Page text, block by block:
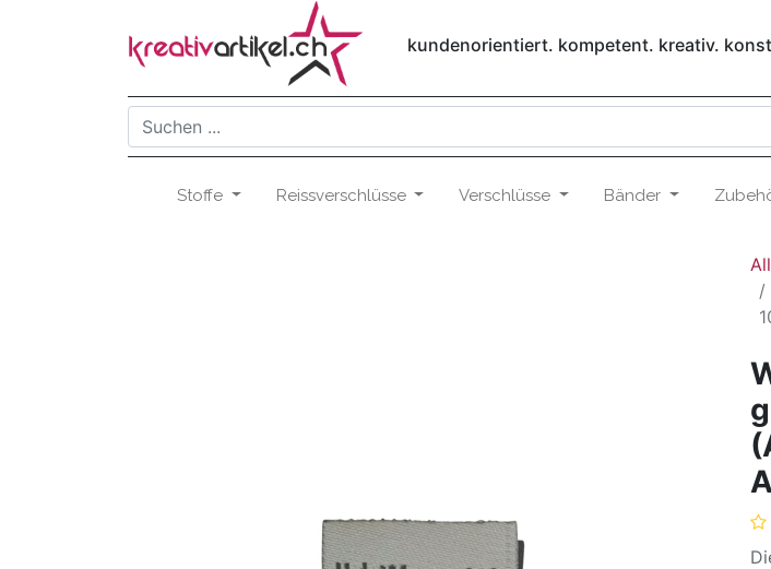
kundenorientiert. kompetent. kreativ.
Stoffe Reissverschlüsse Verschlüsse Bänder